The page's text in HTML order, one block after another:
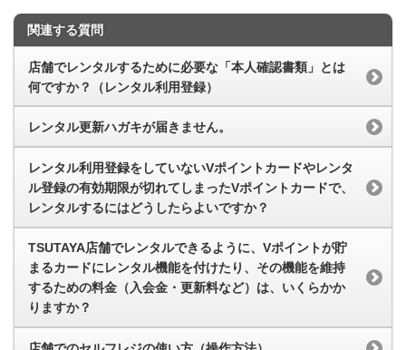
関連する質問
店舗でレンタルするために必要な「本人確認書類」とは
何ですか？（レンタル利用登録）
レンタル更新ハガキが届きません。
レンタル利用登録をしていないVポイントカードやレンタ
ル登録の有効期限が切れてしまったVポイントカードで、
レンタルするにはどうしたらよいですか？
TSUTAYA店舗でレンタルできるように、Vポイントが貯
まるカードにレンタル機能を付けたり、その機能を維持
するための料金（入会金・更新料など）は、いくらかか
りますか？